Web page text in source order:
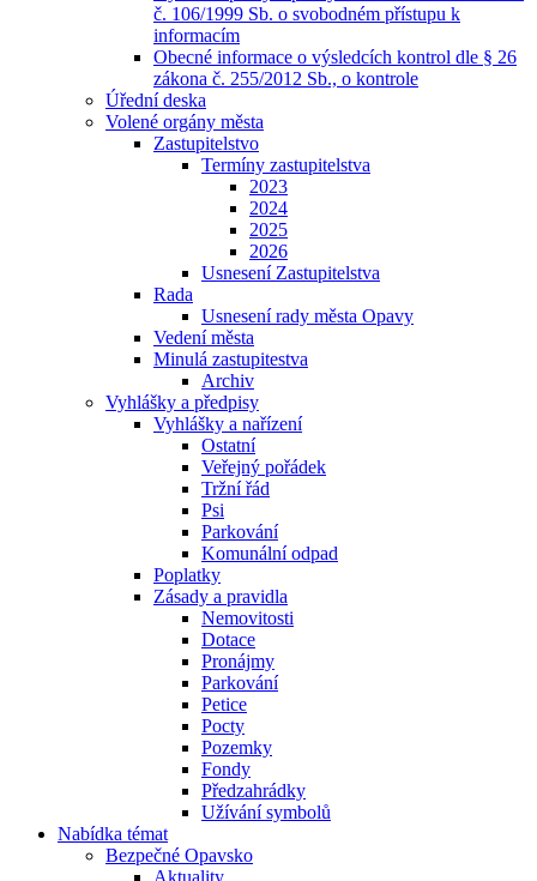
č. 106/1999 Sb. o svobodném přístupu k
informacím
Obecné informace o výsledcích kontrol dle § 26
zákona č. 255/2012 Sb., o kontrole
Úřední deska
Volené orgány města
Zastupitelstvo
Termíny zastupitelstva
2023
2024
2025
2026
Usnesení Zastupitelstva
Rada
Usnesení rady města Opavy
Vedení města
Minulá zastupitestva
Archiv
Vyhlášky a předpisy
Vyhlášky a nařízení
Ostatní
Veřejný pořádek
Tržní řád
Psi
Parkování
Komunální odpad
Poplatky
Zásady a pravidla
Nemovitosti
Dotace
Pronájmy
Parkování
Petice
Pocty
Pozemky
Fondy
Předzahrádky
Užívání symbolů
Nabídka témat
Bezpečné Opavsko